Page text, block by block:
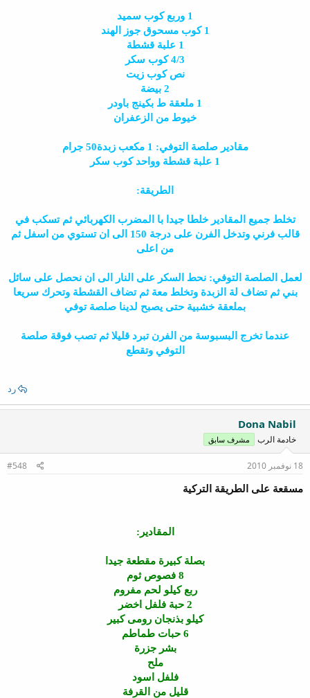
1 وربع كوب سميد
1 كوب مسحوق جوز الهند
1 علبة قشطة
4/3 كوب سكر
نص كوب زيت
2 بيضة
1 ملعقة ط بكينج باودر
خيوط من الزعفران
مقادير صلصة التوفي: 1 مكعب زبدة50 جرام
1 علبة قشطة وواحد كوب سكر
الطريقة:
تخلط جميع المقادير خلطا جيدا با المضرب الكهربائي ثم تسكب في
قالب فرني وتدخل الفرن على درجة 150 الى ان تستوي من اسفل ثم
من اعلى
لعمل الصلصة التوفي: نحط السكر على النار الى ان نحصل على سائل
بني ثم تضاف لة الزبدة وتخلط معة ثم تضاف القشطة وتحرك سريعا
بملعقة خشبية حتى يصبح لدينا صلصة توفي
عندما تخرج البسبوسة من الفرن تبرد قليلا ثم تصب فوقة صلصة
التوفي وتقطع
رد
Dona Nabil
خادمة الرب مشرف سابق
18 نوفمبر 2010 #548
مسقعة على الطريقة التركية
المقادير:
بصلة كبيرة مقطعة جيدا
8 فصوص ثوم
ربع كيلو لحم مفروم
2 حبة فلفل اخضر
كيلو بذنجان رومى كبير
6 حبات طماطم
بشر جزرة
ملح
فلفل اسود
قليل من القرفة